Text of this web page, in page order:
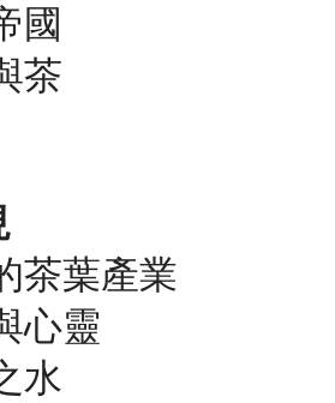
國
茶
茶葉產業
心靈
水